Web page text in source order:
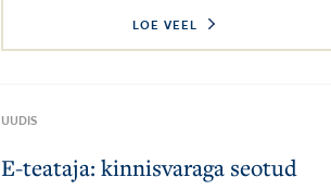
LOE VEEL
UUDIS
E-teataja: kinnisvaraga seotud